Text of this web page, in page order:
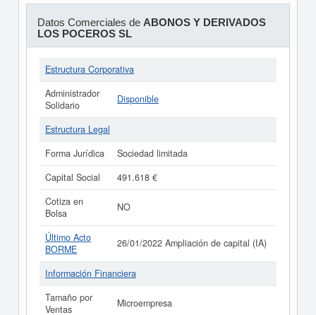
Datos Comerciales de ABONOS Y DERIVADOS
LOS POCEROS SL
Estructura Corporativa
Administrador
Solidario
Disponible
Estructura Legal
Forma Jurídica
Sociedad limitada
Capital Social
491.618 €
Cotiza en
Bolsa
NO
Último Acto
BORME
26/01/2022 Ampliación de capital (IA)
Información Financiera
Tamaño por
Ventas
Microempresa